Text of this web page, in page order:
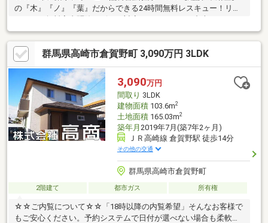
の『木』『ノ』『葉』だからできる24時間無料レスキュー！リフ
ターサービスがついており、住んでからの安心をずっとお届けし
ます！内覧時に、無料相談・お見積りも物件ごとに作成可能！！
オウチ探しも、リフォームも一緒に相談できます！＼弊社には、
『きつね隊』・『ゴリラ隊』という無料かけつけサービスの仕組
みが、整っています♪／住んでからのお家トラブル、緊急対応も承
っております♪お家のこと、すべて木ノ葉プランニングにお任せく
ださい＾＾
群馬県高崎市倉賀野町 3,090万円 3LDK
3,090万円
間取り 3LDK
建物面積103.6m2
土地面積165.03m2
築年月 2019年7月(築7年2ヶ月)
ＪＲ高崎線 倉賀野駅 徒歩14分
その他の交通
群馬県高崎市倉賀野町
2階建て 都市ガス 所有権
☆☆ご内覧について☆☆「18時以降の内覧希望」そんなお客様で
もご安心ください。予約システムで日付が選べない場合も柔軟に